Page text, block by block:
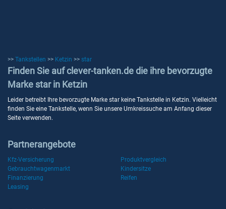
>> Tankstellen >> Ketzin >> star
Finden Sie auf clever-tanken.de die ihre bevorzugte
Marke star in Ketzin
Leider betreibt Ihre bevorzugte Marke star keine Tankstelle in Ketzin. Vielleicht
finden Sie eine Tankstelle, wenn Sie unsere Umkreissuche am Anfang dieser
Seite verwenden.
Partnerangebote
Kfz-Versicherung
Produktvergleich
Gebrauchtwagenmarkt
Kindersitze
Finanzierung
Reifen
Leasing